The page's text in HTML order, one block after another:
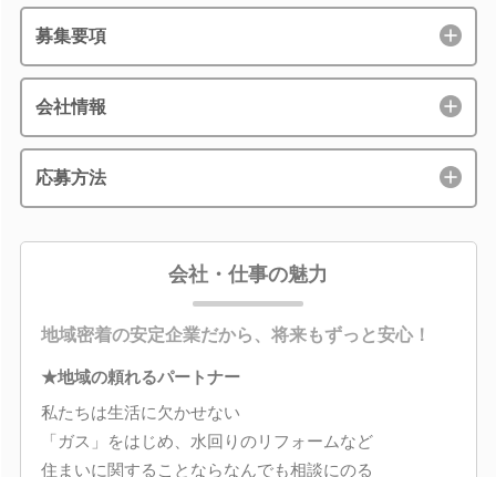
募集要項
会社情報
応募方法
会社・仕事の魅力
地域密着の安定企業だから、将来もずっと安心！
★地域の頼れるパートナー
私たちは生活に欠かせない
「ガス」をはじめ、水回りのリフォームなど
住まいに関することならなんでも相談にのる